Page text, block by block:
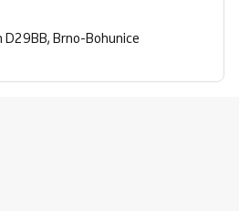
Brno-Bohunice